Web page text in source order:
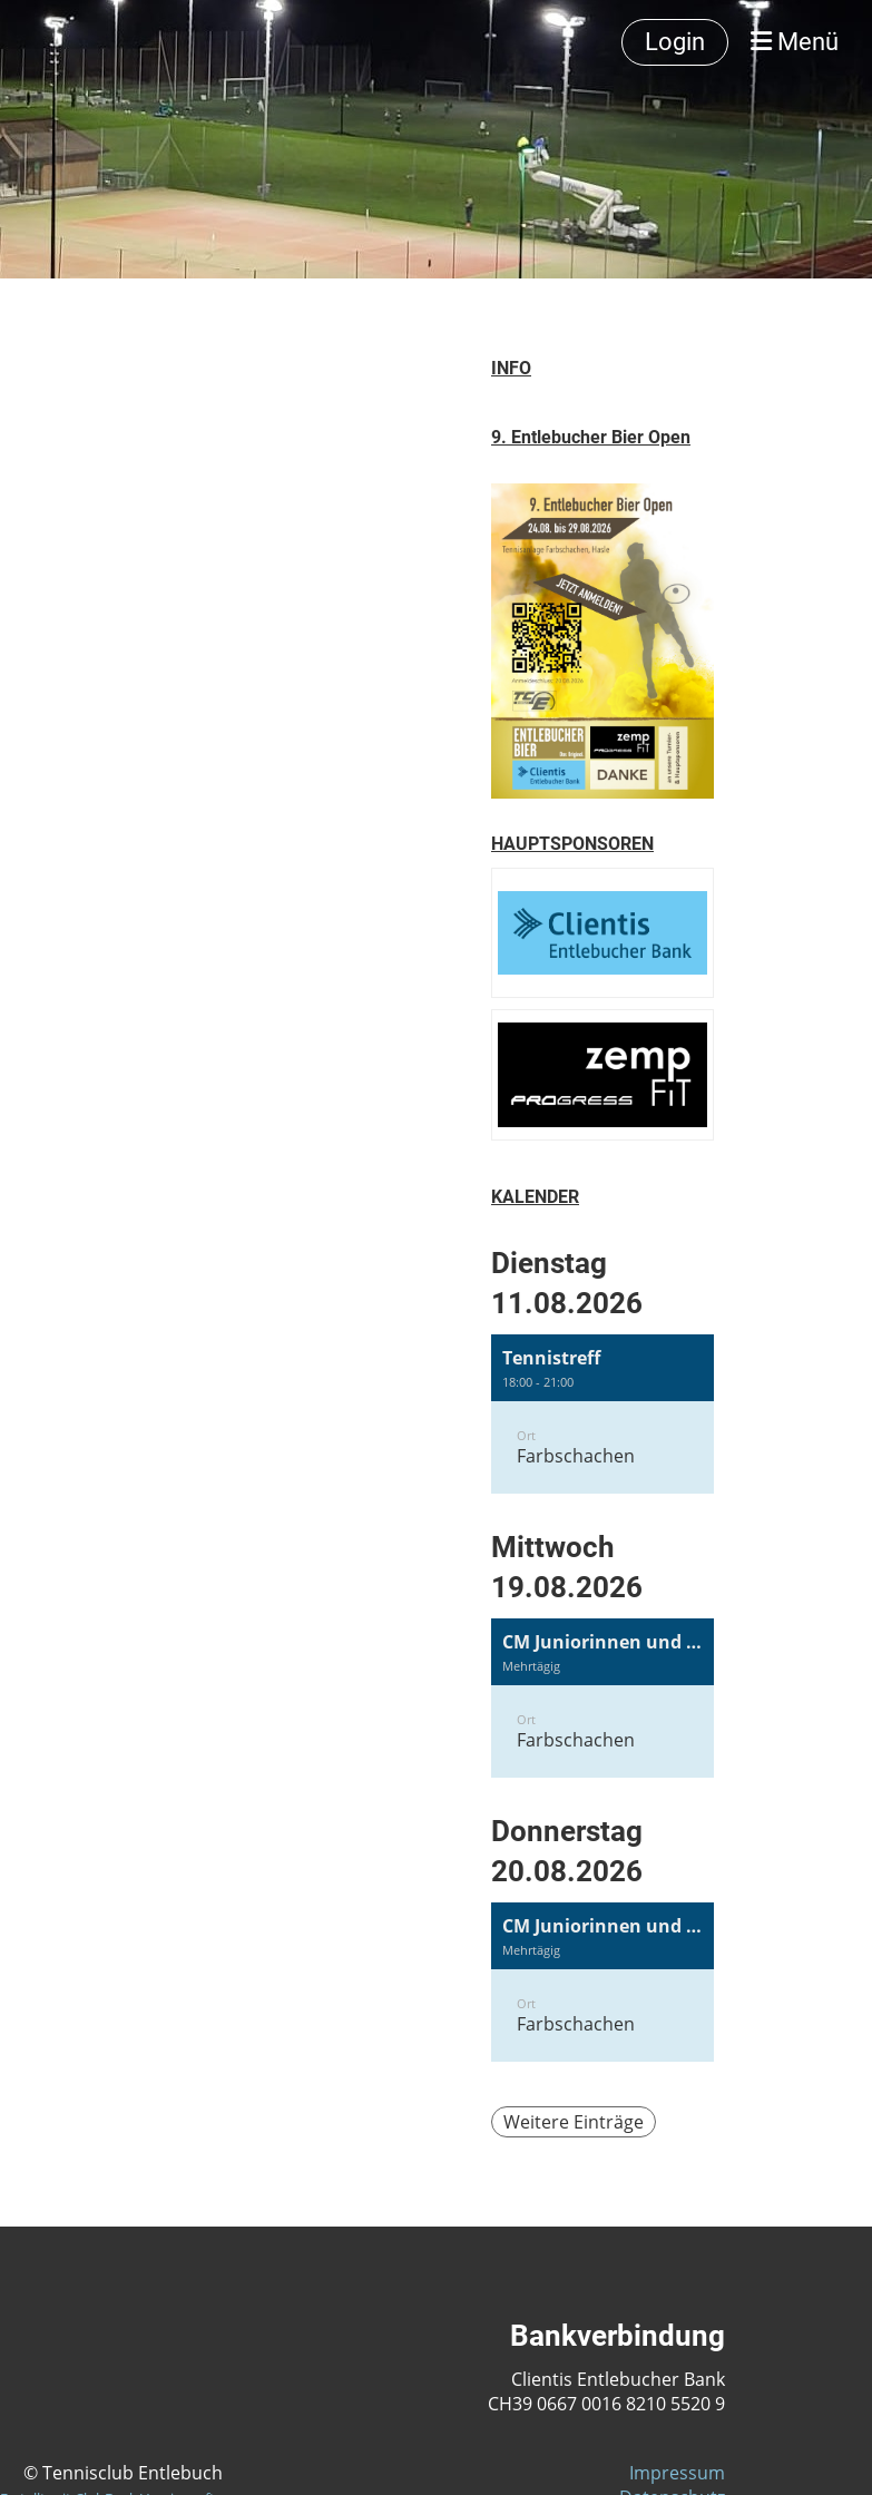
Login Menü
INFO
9. Entlebucher Bier Open
HAUPTSPONSOREN
KALENDER
Dienstag
11.08.2026
Tennistreff
18:00 - 21:00
Ort
Farbschachen
Mittwoch
19.08.2026
CM Juniorinnen und Junioren
Mehrtägig
Ort
Farbschachen
Donnerstag
20.08.2026
CM Juniorinnen und Junioren
Mehrtägig
Ort
Farbschachen
Weitere Einträge
Bankverbindung
Clientis Entlebucher Bank
CH39 0667 0016 8210 5520 9
© Tennisclub Entlebuch
Impressum